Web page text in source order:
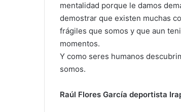
mentalidad porque le damos
demostrar que existen muchas
frágiles que somos y que aun
momentos.
Y como seres humanos
somos.
Raúl Flores García deportista